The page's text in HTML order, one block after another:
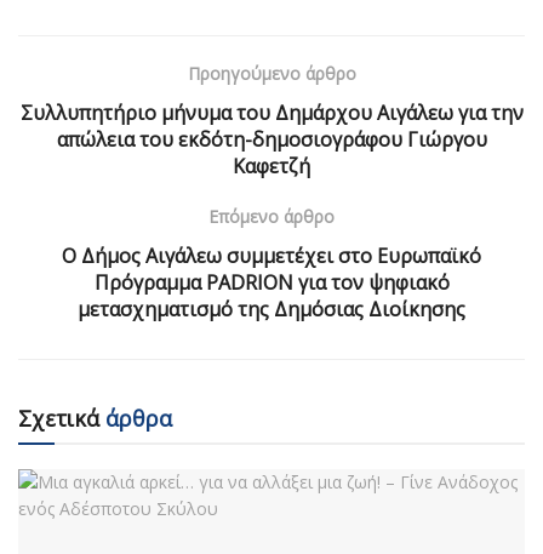
Προηγούμενο άρθρο
Συλλυπητήριο μήνυμα του Δημάρχου Αιγάλεω για την
απώλεια του εκδότη-δημοσιογράφου Γιώργου
Καφετζή
Επόμενο άρθρο
Ο Δήμος Αιγάλεω συμμετέχει στο Ευρωπαϊκό
Πρόγραμμα PADRION για τον ψηφιακό
μετασχηματισμό της Δημόσιας Διοίκησης
Σχετικάάρθρα